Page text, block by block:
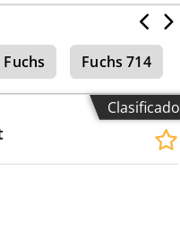
integrado * Capacidad
Fuchs Fuchs 714
Clasificado